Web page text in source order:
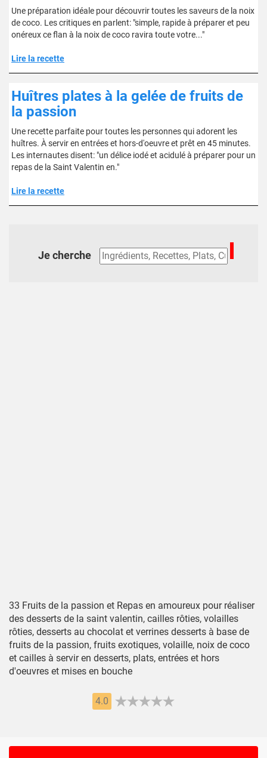
Une préparation idéale pour découvrir toutes les saveurs de la noix
de coco. Les critiques en parlent: "simple, rapide à préparer et peu
onéreux ce flan à la noix de coco ravira toute votre..."
Lire la recette
Huîtres plates à la gelée de fruits de
la passion
Une recette parfaite pour toutes les personnes qui adorent les
huîtres. À servir en entrées et hors-d'oeuvre et prêt en 45 minutes.
Les internautes disent: "un délice iodé et acidulé à préparer pour un
repas de la Saint Valentin en."
Lire la recette
Je cherche
33 Fruits de la passion et Repas en amoureux pour réaliser
des desserts de la saint valentin, cailles rôties, volailles
rôties, desserts au chocolat et verrines desserts à base de
fruits de la passion, fruits exotiques, volaille, noix de coco
et cailles à servir en desserts, plats, entrées et hors
d'oeuvres et mises en bouche
4.0